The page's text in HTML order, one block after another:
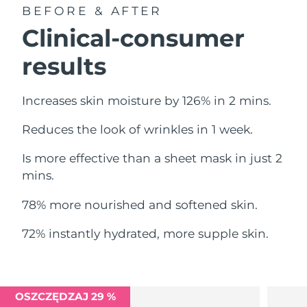
BEFORE & AFTER
Clinical-consumer
results
Increases skin moisture by 126% in 2 mins.
Reduces the look of wrinkles in 1 week.
Is more effective than a sheet mask in just 2
mins.
78% more nourished and softened skin.
72% instantly hydrated, more supple skin.
OSZCZĘDZAJ 29 %
Liban
Oczekiwany czas dostawy
Luksemburg
8/12/26
SRA Makau (Chiny)
Oczekiwany czas dostawy
Malezja
Oczekiwany czas dostawy
Monako